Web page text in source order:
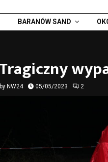
BARANÓW SAND
Tragiczny
by NW24 05/05/2023 2